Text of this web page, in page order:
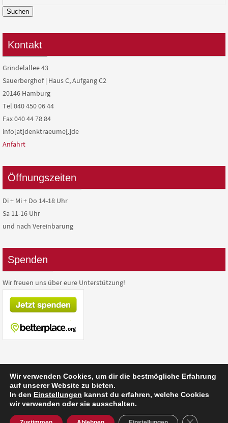
Suchen
Kontakt
Grindelallee 43
Sauerberghof | Haus C, Aufgang C2
20146 Hamburg
Tel 040 450 06 44
Fax 040 44 78 84
info[at]denktraeume[.]de
Anfahrt
Öffnungszeiten
Di + Mi + Do 14-18 Uhr
Sa 11-16 Uhr
und nach Vereinbarung
Spenden
Wir freuen uns über eure Unterstützung!
Präsentiert vonNirvana&WordPress.
Wir verwenden Cookies, um dir die bestmögliche Erfahrung
auf unserer Website zu bieten.
In den Einstellungen kannst du erfahren, welche Cookies
wir verwenden oder sie ausschalten.
GDPR